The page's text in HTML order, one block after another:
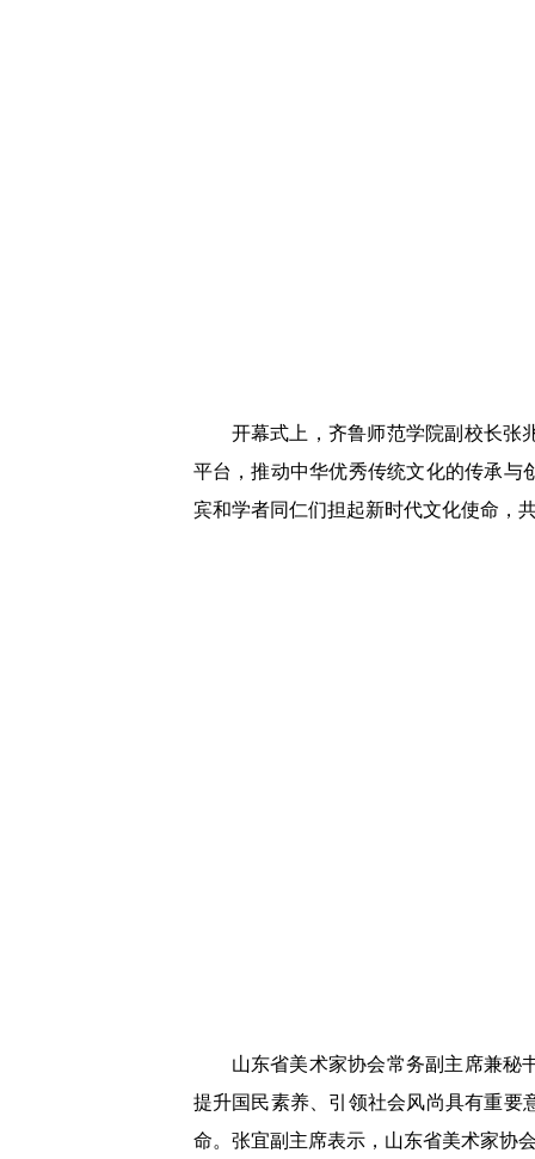
开幕式上，齐鲁师范学院副校长张
平台，推动中华优秀传统文化的传承与
宾和学者同仁们担起新时代文化使命，
山东省美术家协会常务副主席兼秘
提升国民素养、引领社会风尚具有重要
命。张宜副主席表示，山东省美术家协